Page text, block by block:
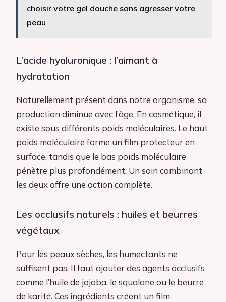
choisir votre gel douche sans agresser votre
peau
L’acide hyaluronique : l’aimant à
hydratation
Naturellement présent dans notre organisme, sa
production diminue avec l’âge. En cosmétique, il
existe sous différents poids moléculaires. Le haut
poids moléculaire forme un film protecteur en
surface, tandis que le bas poids moléculaire
pénètre plus profondément. Un soin combinant
les deux offre une action complète.
Les occlusifs naturels : huiles et beurres
végétaux
Pour les peaux sèches, les humectants ne
suffisent pas. Il faut ajouter des agents occlusifs
comme l’huile de jojoba, le squalane ou le beurre
de karité. Ces ingrédients créent un film